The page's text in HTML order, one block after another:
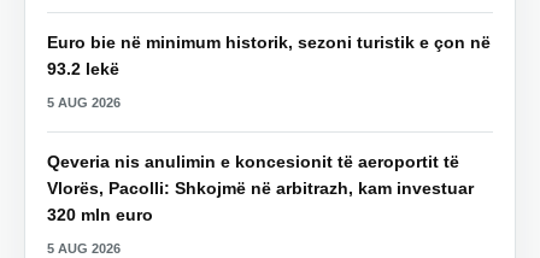
Euro bie në minimum historik, sezoni turistik e çon në
93.2 lekë
5 AUG 2026
Qeveria nis anulimin e koncesionit të aeroportit të
Vlorës, Pacolli: Shkojmë në arbitrazh, kam investuar
320 mln euro
5 AUG 2026